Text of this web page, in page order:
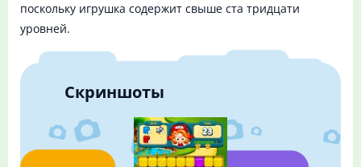
поскольку игрушка содержит свыше ста тридцати
уровней.
Скриншоты